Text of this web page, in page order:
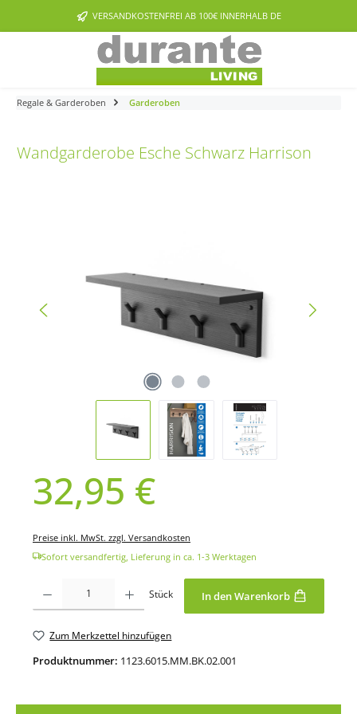
Zum Hauptinhalt springenVERSANDKOSTENFREI AB 100€ INNERHALB DE
Regale & Garderoben Garderoben
Wandgarderobe Esche Schwarz Harrison
Regulärer Preis:
32,95 €
Preise inkl. MwSt. zzgl. Versandkosten
Sofort versandfertig, Lieferung in ca. 1-3 Werktagen
Produkt Anzahl: Gib den gewünschten Wert ein oder benutze die
Stück In den Warenkorb
Zum Merkzettel hinzufügen
Produktnummer: 1123.6015.MM.BK.02.001